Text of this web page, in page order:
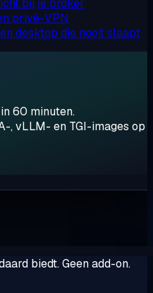
bij je broker
privé-VPN
desktop die nooit slaapt
60 minuten.
, vLLM- en TGI-images op
biedt. Geen add-on.